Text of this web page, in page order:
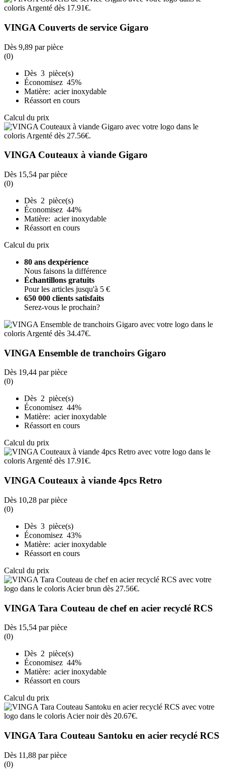
VINGA Couverts de service Gigaro
Dès 9,89 par pièce
(0)
Dès 3 pièce(s)
Économisez 45%
Matière: acier inoxydable
Réassort en cours
Calcul du prix
VINGA Couteaux à viande Gigaro
Dès 15,54 par pièce
(0)
Dès 2 pièce(s)
Économisez 44%
Matière: acier inoxydable
Réassort en cours
Calcul du prix
80 ans dexpérience
Nous faisons la différence
Échantillons gratuits
Pour les articles jusqu'à 5 €
650 000 clients satisfaits
Serez-vous le prochain?
VINGA Ensemble de tranchoirs Gigaro
Dès 19,44 par pièce
(0)
Dès 2 pièce(s)
Économisez 44%
Matière: acier inoxydable
Réassort en cours
Calcul du prix
VINGA Couteaux à viande 4pcs Retro
Dès 10,28 par pièce
(0)
Dès 3 pièce(s)
Économisez 43%
Matière: acier inoxydable
Réassort en cours
Calcul du prix
VINGA Tara Couteau de chef en acier recyclé RCS
Dès 15,54 par pièce
(0)
Dès 2 pièce(s)
Économisez 44%
Matière: acier inoxydable
Réassort en cours
Calcul du prix
VINGA Tara Couteau Santoku en acier recyclé RCS
Dès 11,88 par pièce
(0)